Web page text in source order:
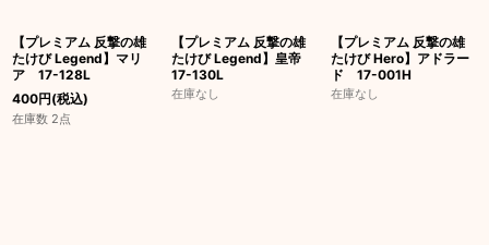
【プレミアム 反撃の雄
たけび Legend】マリ
ア 17-128L
400円(税込)
在庫数 2点
【プレミアム 反撃の雄
たけび Legend】皇帝
17-130L
在庫なし
【プレミアム 反撃の雄
たけび Hero】アドラー
ド 17-001H
在庫なし